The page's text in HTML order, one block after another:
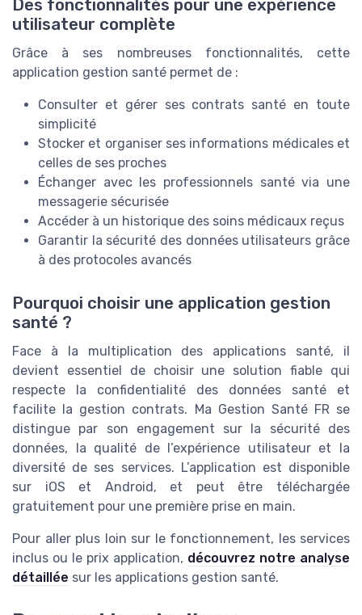
Des fonctionnalités pour une expérience
utilisateur complète
Grâce à ses nombreuses fonctionnalités, cette
application gestion santé permet de :
Consulter et gérer ses contrats santé en toute
simplicité
Stocker et organiser ses informations médicales et
celles de ses proches
Échanger avec les professionnels santé via une
messagerie sécurisée
Accéder à un historique des soins médicaux reçus
Garantir la sécurité des données utilisateurs grâce
à des protocoles avancés
Pourquoi choisir une application gestion
santé ?
Face à la multiplication des applications santé, il
devient essentiel de choisir une solution fiable qui
respecte la confidentialité des données santé et
facilite la gestion contrats. Ma Gestion Santé FR se
distingue par son engagement sur la sécurité des
données, la qualité de l’expérience utilisateur et la
diversité de ses services. L’application est disponible
sur iOS et Android, et peut être téléchargée
gratuitement pour une première prise en main.
Pour aller plus loin sur le fonctionnement, les services
inclus ou le prix application, découvrez notre analyse
détaillée sur les applications gestion santé.